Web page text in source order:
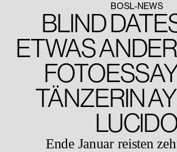
BOSL-NEWS
BLIND
ETWAS
TÄNZERIN
Ende Januar reisten